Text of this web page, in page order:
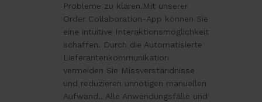
Probleme zu klären.Mit unserer
Order Collaboration-App können Sie
eine intuitive Interaktionsmöglichkeit
schaffen. Durch die Automatisierte
Lieferantenkommunikation
vermeiden Sie Missverständnisse
und reduzieren unnötigen manuellen
Aufwand.. Alle Anwendungsfälle und